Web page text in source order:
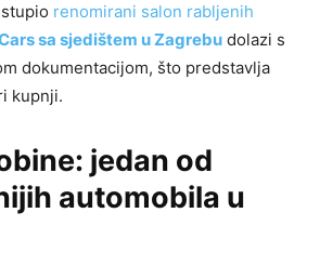
renomirani salon rabljenih
sa sjedištem u Zagrebu dolazi s
dokumentacijom, što predstavlja
kupnji.
jedan od
automobila u